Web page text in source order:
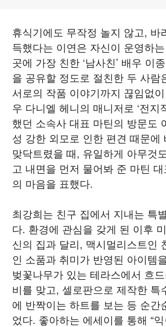
휴식기에도 무작정 놀지 않고, 바
득했다는 이연은 자신이 운영하
곳에 가장 친한 ‘남사친’ 배우 이
을 공유할 정도로 절친한 두 사람
서로의 작품 이야기까지 끊임없
우 다니엘 헤니의 매니저로 ‘전지
했던 소속사 대표 마틴의 방문도
성 강한 외모로 인한 편견 때문에
맞닥트렸을 때, 유일하게 아무것
고 내면을 먼저 물어봐 준 마틴
의 마음을 표했다.
최강희는 친구 집에서 지내는 특
다. 환경에 관심을 갖게 된 이후
신의 집과 달리, 맥시멀리스트인
인 소품과 취미가 반영된 아이템
벚꽃나무가 있는 테라스에서 흐
비를 맞고, 셀로판으로 제작한 특
에 반짝이는 하트를 보는 등 순간
었다. 좋아하는 에세이를 통해 “